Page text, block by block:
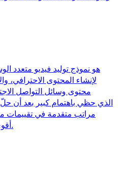
لإنشاء المحتوى الاحترافي،
محتوى وسائل التواصل
مراتب متقدمة في تقييمات
أقوى للمشاهد وجودة بصرية محسنة.